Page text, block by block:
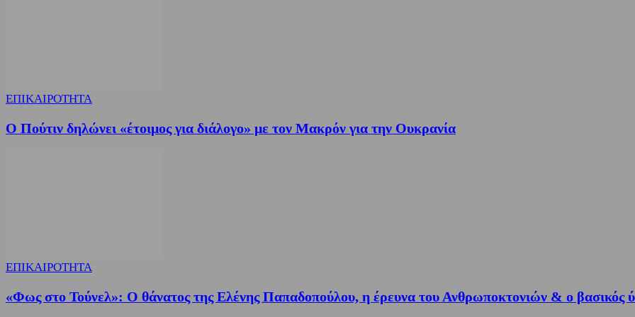
ΕΠΙΚΑΙΡΟΤΗΤΑ
Ο Πούτιν δηλώνει «έτοιμος για διάλογο» με τον Μακρόν για την Ουκρανία
ΕΠΙΚΑΙΡΟΤΗΤΑ
«Φως στο Τούνελ»: Ο θάνατος της Ελένης Παπαδοπούλου, η έρευνα του Ανθρωποκτονιών & ο βασικός